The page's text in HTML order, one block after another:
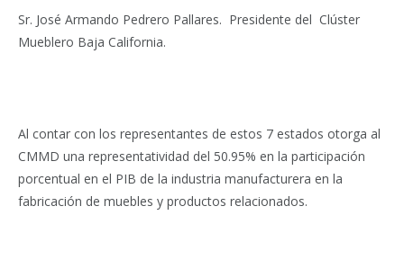
Sr. José Armando Pedrero Pallares. Presidente del Clúster
Mueblero Baja California.
Al contar con los representantes de estos 7 estados otorga al
CMMD una representatividad del 50.95% en la participación
porcentual en el PIB de la industria manufacturera en la
fabricación de muebles y productos relacionados.